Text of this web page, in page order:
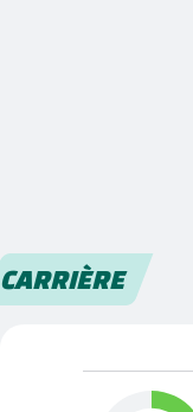
CARRIÈRE